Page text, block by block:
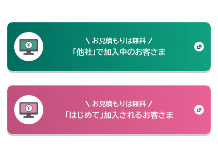
お見積もりは無料
「他社」で加入中のお客さま
お見積もりは無料
「はじめて」加入されるお客さま